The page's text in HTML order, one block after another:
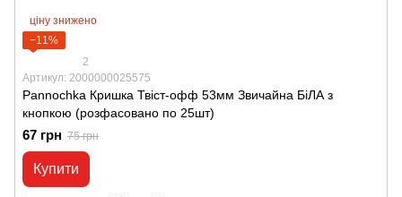
ціну знижено
−11%
2
Артикул: 2000000025575
Pannochka Кришка Твіст-офф 53мм Звичайна БіЛА з
кнопкою (розфасовано по 25шт)
67 грн 75 грн
Купити